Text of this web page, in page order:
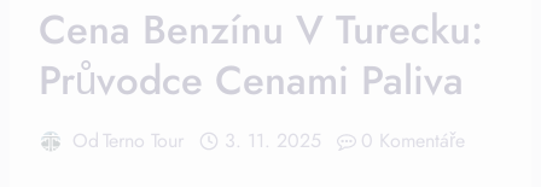
Cena Benzínu V Turecku:
Průvodce Cenami Paliva
OdTerno Tour 3. 11. 2025 0 Komentáře